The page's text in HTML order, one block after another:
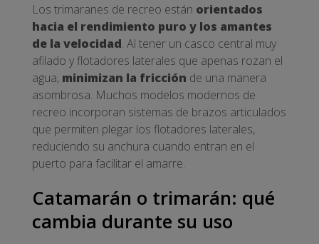
Los trimaranes de recreo están orientados
hacia el rendimiento puro y los amantes
de la velocidad. Al tener un casco central muy
afilado y flotadores laterales que apenas rozan el
agua, minimizan la fricción de una manera
asombrosa. Muchos modelos modernos de
recreo incorporan sistemas de brazos articulados
que permiten plegar los flotadores laterales,
reduciendo su anchura cuando entran en el
puerto para facilitar el amarre.
Catamarán o trimarán: qué
cambia durante su uso